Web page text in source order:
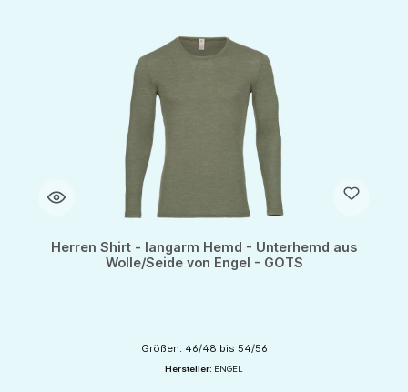
Herren Shirt - langarm Hemd - Unterhemd aus
Wolle/Seide von Engel - GOTS
Größen: 46/48 bis 54/56
Hersteller: ENGEL